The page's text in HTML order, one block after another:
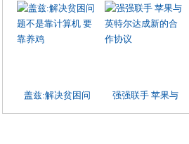
盖兹:解决贫困问 强强联手 苹果与